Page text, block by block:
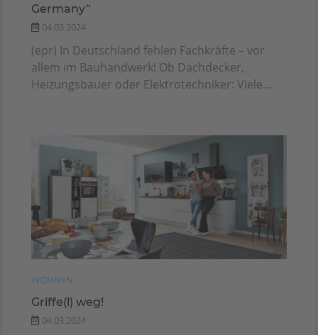
Germany“
04.03.2024
(epr) In Deutschland fehlen Fachkräfte – vor
allem im Bauhandwerk! Ob Dachdecker,
Heizungsbauer oder Elektrotechniker: Viele...
WOHNEN
Griffe(l) weg!
04.03.2024